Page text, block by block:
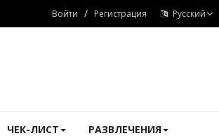
Войти / Регистрация Русский
ЧЕК-ЛИСТ РАЗВЛЕЧЕНИЯ